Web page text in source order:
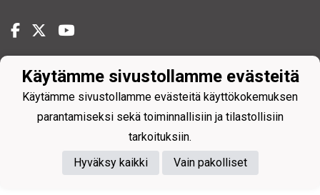
Powered by
Käytämme sivustollamme evästeitä
Käytämme sivustollamme evästeitä käyttökokemuksen
parantamiseksi sekä toiminnallisiin ja tilastollisiin
tarkoituksiin.
Hyväksy kaikki
Vain pakolliset